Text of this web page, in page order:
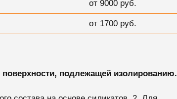
от 9000 руб.
от 1700 руб.
подлежащей изолированию.